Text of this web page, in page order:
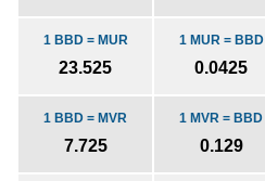
1 MUR = BBD
0.0425
1 BBD = MUR
23.525
1 MVR = BBD
0.129
1 BBD = MVR
7.725